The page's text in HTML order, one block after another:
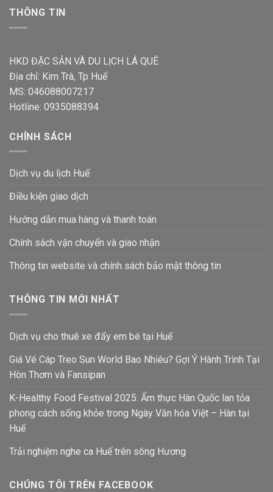
THÔNG TIN
HKD ĐẶC SẢN VÀ DU LỊCH LÁ QUÊ
Địa chỉ: Kim Trà, Tp Huế
MS: 046088007217
Hotline: 0935088394
CHÍNH SÁCH
Dịch vụ du lịch Huế
Điều kiện giao dịch
Hướng dẫn mua hàng và thanh toán
Chính sách vận chuyển và giao nhận
Thông tin website và chính sách bảo mật thông tin
THÔNG TIN MỚI NHẤT
Dịch vụ cho thuê xe đẩy em bé tại Huế
Giá Vé Cáp Treo Sun World Bao Nhiêu? Gợi Ý Hành Trình Tại
Hòn Thơm và Fansipan
K-Healthy Food Festival 2025: Ẩm thực Hàn Quốc lan tỏa
phong cách sống khỏe trong Ngày Văn hóa Việt – Hàn tại
Huế
Trải nghiệm nghe ca Huế trên sông Hương
CHÚNG TÔI TRÊN FACEBOOK